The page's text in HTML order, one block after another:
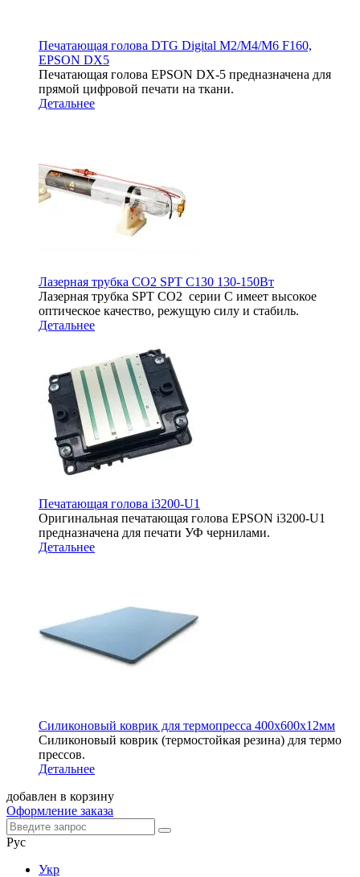
Печатающая голова DTG Digital M2/M4/M6 F160,
EPSON DX5
Печатающая голова EPSON DX-5 предназначена для
прямой цифровой печати на ткани.
Детальнее
Лазерная трубка CO2 SPT C130 130-150Вт
Лазерная трубка SPT СО2 серии C имеет высокое
оптическое качество, режущую силу и стабиль.
Детальнее
Печатающая голова i3200-U1
Оригинальная печатающая голова EPSON i3200-U1
предназначена для печати УФ чернилами.
Детальнее
Силиконовый коврик для термопресса 400х600х12мм
Силиконовый коврик (термостойкая резина) для термо
прессов.
Детальнее
добавлен в корзину
Оформление заказа
Рус
Укр